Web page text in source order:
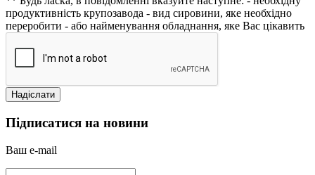
продуктивність крупозавода - вид сировини, яке необхідно
переробити - або найменування обладнання, яке Вас цікавить
Підписатися на новини
Ваш e-mail